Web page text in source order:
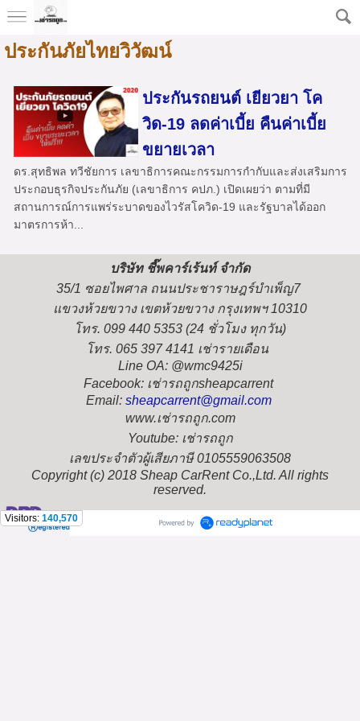
ประกันภัยไทยวิวัฒน์
ประกันรถยนต์ เยียวยา โค
วิด-19 ลดค่าเบี้ย คืนค่าเบี้ย
ขยายเวลา
ดร.สุทธิพล ทวีชัยการ เลขาธิการคณะกรรมการกำกับและส่งเสริมการ
ประกอบธุรกิจประกันภัย (เลขาธิการ คปภ.) เปิดเผยว่า ตามที่มี
สถานการณ์การแพร่ระบาดของไวรัสโควิด-19 และรัฐบาลได้ออก
มาตรการห้า...
บริษัท ชี๊พคาร์เร้นท์ จำกัด
35/1 ซอยไพศาล ถนนประชาราษฎร์บำเพ็ญ7
แขวงห้วยขวาง เขตห้วยขวาง กรุงเทพฯ 10310
โทร. 099 440 5353 (24 ชั่วโมง ทุกวัน)
โทร. 065 397 4141 เช่ารายเดือน
Line OA: @wmc9425i
Facebook: เช่ารถถูกsheapcarrent
Email: sheapcarrent@gmail.com
www.เช่ารถถูก.com
Youtube: เช่ารถถูก
เลขประจำตัวผู้เสียภาษี 0105559063508
Copyright (c) 2018 Sheap CarRent Co.,Ltd. All rights
reserved.
Visitors: 140,570